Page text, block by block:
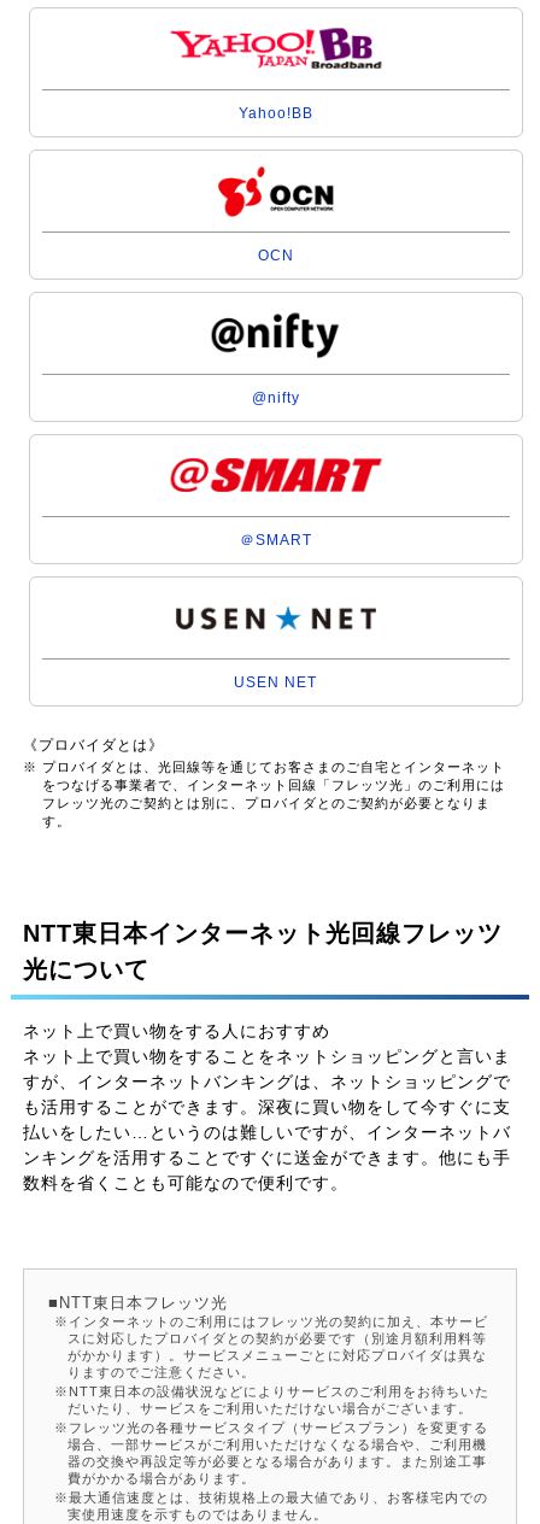
Yahoo!BB
OCN
@nifty
＠SMART
USEN NET
《プロバイダとは》
※ プロバイダとは、光回線等を通じてお客さまのご自宅とインターネット
をつなげる事業者で、インターネット回線「フレッツ光」のご利用には
フレッツ光のご契約とは別に、プロバイダとのご契約が必要となりま
す。
NTT東日本インターネット光回線フレッツ
光について
ネット上で買い物をする人におすすめ
ネット上で買い物をすることをネットショッピングと言いま
すが、インターネットバンキングは、ネットショッピングで
も活用することができます。深夜に買い物をして今すぐに支
払いをしたい…というのは難しいですが、インターネットバ
ンキングを活用することですぐに送金ができます。他にも手
数料を省くことも可能なので便利です。
NTT東日本フレッツ光
インターネットのご利用にはフレッツ光の契約に加え、本サービ
スに対応したプロバイダとの契約が必要です（別途月額利用料等
がかかります）。サービスメニューごとに対応プロバイダは異な
りますのでご注意ください。
NTT東日本の設備状況などによりサービスのご利用をお待ちいた
だいたり、サービスをご利用いただけない場合がございます。
フレッツ光の各種サービスタイプ（サービスプラン）を変更する
場合、一部サービスがご利用いただけなくなる場合や、ご利用機
器の交換や再設定等が必要となる場合があります。また別途工事
費がかかる場合があります。
最大通信速度とは、技術規格上の最大値であり、お客様宅内での
実使用速度を示すものではありません。